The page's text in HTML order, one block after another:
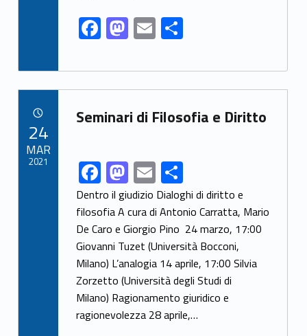
F
ac
e
b
o
k
M
as
to
d
o
E
m
ai
l
C
n
di
vi
Link identifier archive #link-archive-7345
Seminari di Filosofia e Diritto
Link identifier share facebook archive #share-link-archive-71317F
ac
e
b
o
o
k
M
as
to
d
o
n
E
m
ai
l
C
o
n
di
vi
di
Dentro il giudizio Dialoghi di diritto e
filosofia A cura di Antonio Carratta, Mario
De Caro e Giorgio Pino 24 marzo, 17:00
Giovanni Tuzet (Università Bocconi,
Milano) L’analogia 14 aprile, 17:00 Silvia
Zorzetto (Università degli Studi di
Milano) Ragionamento giuridico e
ragionevolezza 28 aprile,…
24
MAR
2021